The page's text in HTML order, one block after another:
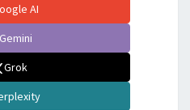
AI
Gemini
Grok